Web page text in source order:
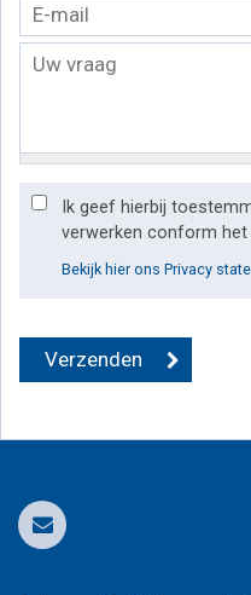
Ik geef hierbij
verwerken conform
Bekijk hier ons Privacy